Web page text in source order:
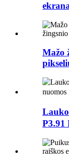
Mažo
Lauko
P3.91